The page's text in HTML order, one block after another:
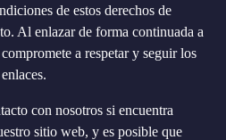
de estos derechos de
Al enlazar de forma continuada a
a respetar y seguir los
con nosotros si encuentra
sitio web, y es posible que